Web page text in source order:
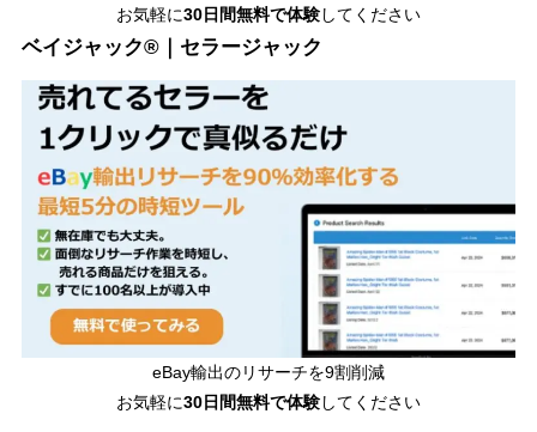
お気軽に30日間無料で体験してください
ベイジャック®｜セラージャック
eBay輸出のリサーチを9割削減
お気軽に30日間無料で体験してください